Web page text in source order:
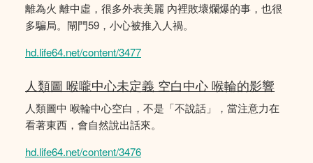
離為火 離中虛，很多外表美麗 內裡敗壞爛爆的事，也很
多騙局。閘門59，小心被推入人禍。
hd.life64.net/content/3477
人類圖 喉嚨中心未定義 空白中心 喉輪的影響
人類圖中 喉輪中心空白，不是「不說話」，當注意力在
看著東西，會自然說出話來。
hd.life64.net/content/3476